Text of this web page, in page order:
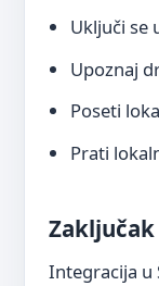
Uključi se
Upoznaj
Poseti
Prati
Zaključak
Integracija u